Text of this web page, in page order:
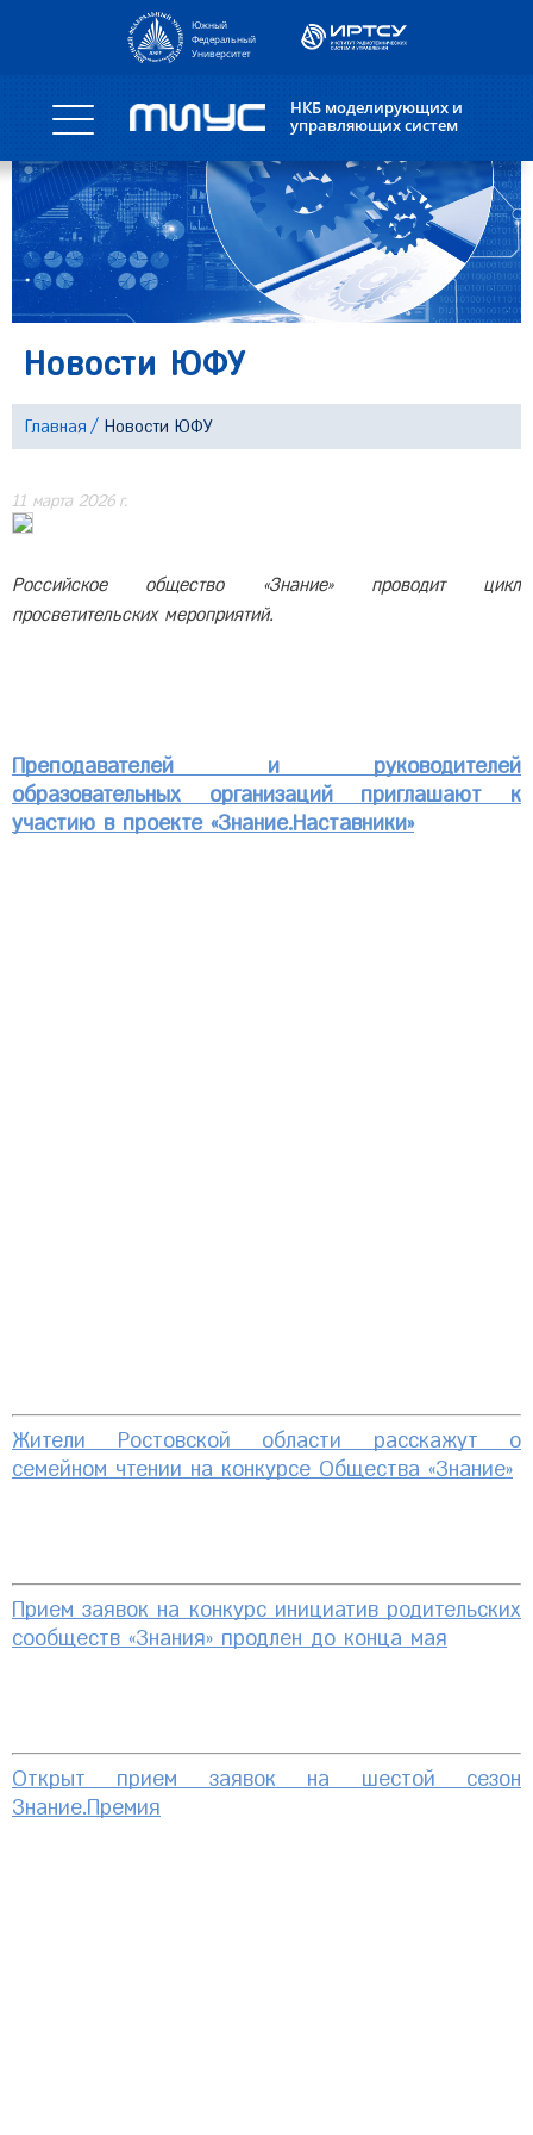
Южный
Федеральный
Университет
НКБ моделирующих и
управляющих систем
Новости ЮФУ
Главная Новости ЮФУ
11 марта 2026 г.
Российское общество «Знание» проводит цикл
просветительских мероприятий.
Преподавателей и руководителей
образовательных организаций приглашают к
участию в проекте «Знание.Наставники»
Жители Ростовской области расскажут о
семейном чтении на конкурсе Общества «Знание»
Прием заявок на конкурс инициатив родительских
сообществ «Знания» продлен до конца мая
Открыт прием заявок на шестой сезон
Знание.Премия